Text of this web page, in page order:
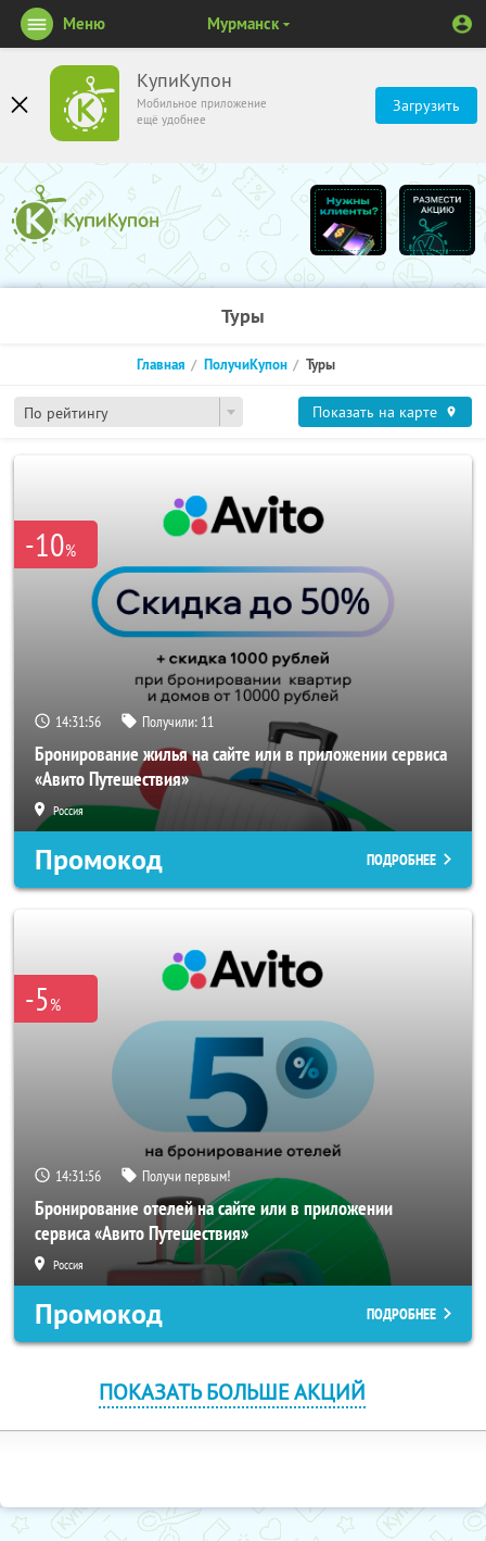
КупиКупон
Мобильное приложение
ещё удобнее
Загрузить
Меню Мурманск
Туры
По рейтингу
Главная ПолучиКупон Туры
Показать на карте
-10%
14:31:56 Получили: 11
Бронирование жилья на сайте или в приложении сервиса
«Авито Путешествия»
Россия
Промокод ПОДРОБНЕЕ
-5%
14:31:56 Получи первым!
Бронирование отелей на сайте или в приложении
сервиса «Авито Путешествия»
Россия
Промокод ПОДРОБНЕЕ
ПОКАЗАТЬ БОЛЬШЕ АКЦИЙ